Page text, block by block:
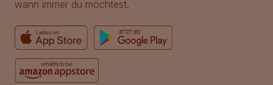
wann immer du möchtest.